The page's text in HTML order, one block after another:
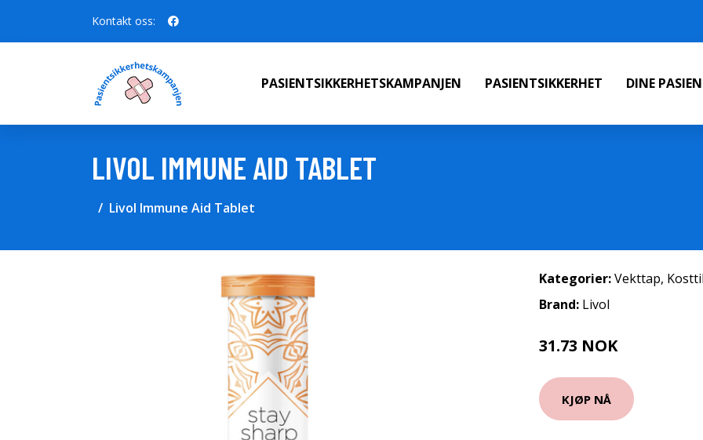
Kontakt oss:
PASIENTSIKKERHETSKAMPANJEN PASIENTSIKKERHET DINE
LIVOL IMMUNE AID TABLET
Livol Immune Aid Tablet
Kategorier:Vekttap,
Brand: Livol
31.73 NOK
KJØP NÅ